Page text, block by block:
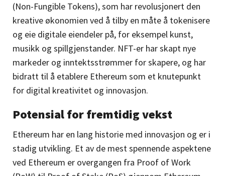
(Non-Fungible Tokens), som har revolusjonert den
kreative økonomien ved å tilby en måte å tokenisere
og eie digitale eiendeler på, for eksempel kunst,
musikk og spillgjenstander. NFT-er har skapt nye
markeder og inntektsstrømmer for skapere, og har
bidratt til å etablere Ethereum som et knutepunkt
for digital kreativitet og innovasjon.
Potensial for fremtidig vekst
Ethereum har en lang historie med innovasjon og er i
stadig utvikling. Et av de mest spennende aspektene
ved Ethereum er overgangen fra Proof of Work